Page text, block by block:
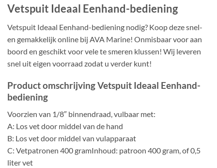
Vetspuit Ideaal Eenhand-bediening
Vetspuit Ideaal Eenhand-bediening nodig? Koop deze snel-
en gemakkelijk online bij AVA Marine! Onmisbaar voor aan
boord en geschikt voor vele te smeren klussen! Wij leveren
snel uit eigen voorraad zodat u verder kunt!
Product omschrijving Vetspuit Ideaal Eenhand-
bediening
Voorzien van 1/8″ binnendraad, vulbaar met:
A: Los vet door middel van de hand
B: Los vet door middel van vulapparaat
C: Vetpatronen 400 gramInhoud: patroon 400 gram, of 0,5
liter vet